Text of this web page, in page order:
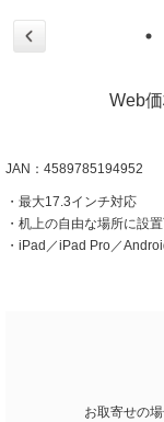
Web
JAN：4589785194952
・最大17.3インチ対応
・机上の自由な場所に設
・iPad／iPad Pro／
お取寄せの